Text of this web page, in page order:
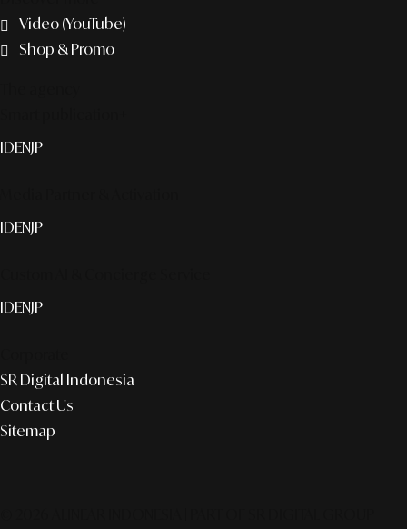
Video (YouTube)
Shop & Promo
IDENJP
IDENJP
IDENJP
SR Digital Indonesia
Contact Us
Sitemap